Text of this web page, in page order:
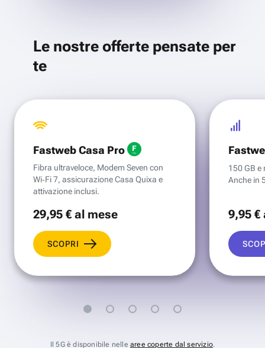
Le nostre offerte pensate per
te
Fastweb Casa Pro
Fibra ultraveloce, Modem Seven con
Wi‑Fi 7, assicurazione Casa Quixa e
attivazione inclusi.
29,95 €al mese
SCOPRI
150 GB e
Anche in
9,95 €
Il 5G è disponibile nelle aree coperte dal servizio.